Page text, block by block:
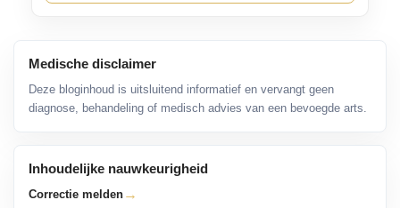
Medische disclaimer
Deze bloginhoud is uitsluitend informatief en vervangt geen
diagnose, behandeling of medisch advies van een bevoegde arts.
Inhoudelijke nauwkeurigheid
Correctie melden →